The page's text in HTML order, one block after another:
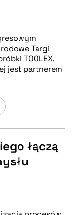
Targi
TOOLEX.
jest partnerem
łączą